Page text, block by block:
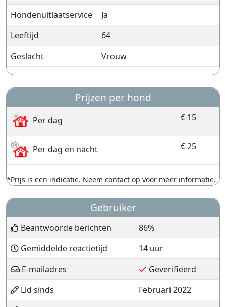
Hondenuitlaatservice
Ja
Leeftijd
64
Geslacht
Vrouw
Prijzen per hond
Per dag € 15
Per dag en nacht € 25
*Prijs is een indicatie. Neem contact op voor meer informatie.
Gebruiker
Beantwoorde berichten
86%
Gemiddelde reactietijd
14 uur
E-mailadres
Geverifieerd
Lid sinds
Februari 2022